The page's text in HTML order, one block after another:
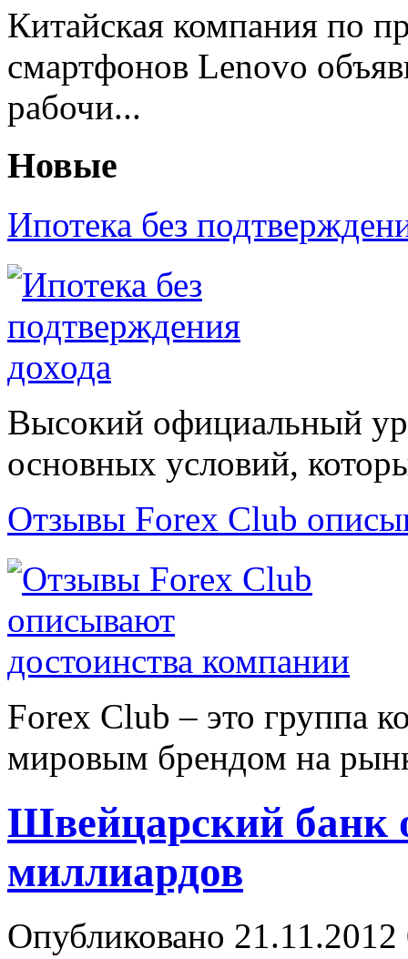
Китайская компания по
смартфонов Lenovo
рабочи...
Новые
Ипотека без
Высокий официальный
основных условий,
Отзывы Forex Сlub
Forex Сlub – это группа
мировым брендом на
Швейцарский банк
миллиардов
Опубликовано 21.11.2012